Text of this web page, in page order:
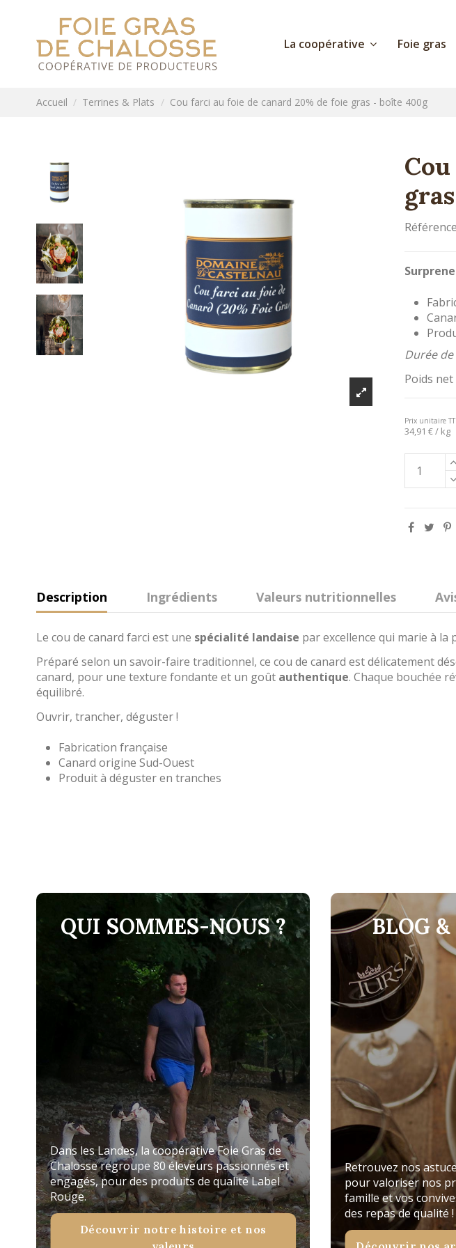
La coopérative Foie gras
Accueil Terrines & Plats Cou farci au foie de canard 20% de foie gras - boîte 400g
Référence
Durée
Poids net
Prix unitaire
34,91 € / kg
Description Ingrédients Valeurs nutritionnelles
Le cou de canard farci est une spécialité landaise par excellence qui marie à
Préparé selon un savoir-faire traditionnel, ce cou de canard est délicatement
canard, pour une texture fondante et un goût authentique. Chaque bouchée
équilibré.
Ouvrir, trancher, déguster !
Fabrication française
Canard origine Sud-Ouest
Produit à déguster en tranches
QUI SOMMES-NOUS ?
Dans les Landes, la coopérative Foie Gras de
Chalosse regroupe 80 éleveurs passionnés et
engagés, pour des produits de qualité Label
Rouge.
Découvrir notre histoire et nos
BLOG &
Retrouvez nos
pour valoriser nos
famille et vos
des repas de qualité !